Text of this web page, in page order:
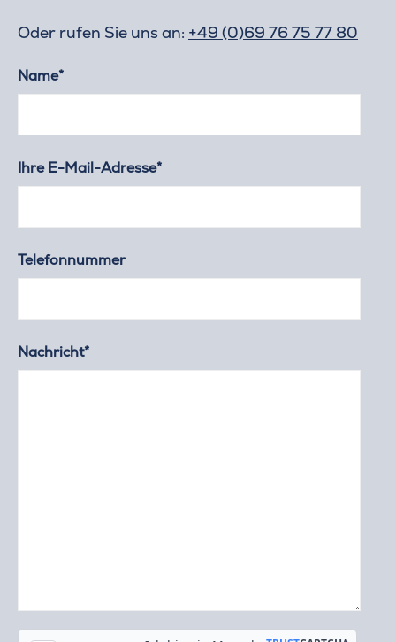
Oder rufen Sie uns an: +49 (0)69 76 75 77 80
Name*
Ihre E-Mail-Adresse*
Telefonnummer
Nachricht*